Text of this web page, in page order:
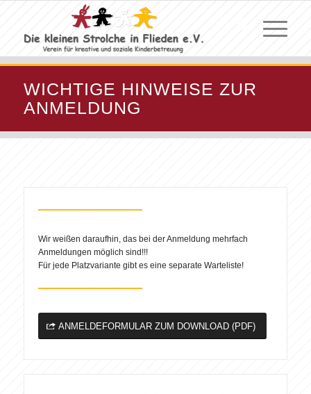
WICHTIGE HINWEISE ZUR
ANMELDUNG
Wir weißen daraufhin, das bei der Anmeldung mehrfach
Anmeldungen möglich sind!!!
Für jede Platzvariante gibt es eine separate Warteliste!
ANMELDEFORMULAR ZUM DOWNLOAD (PDF)